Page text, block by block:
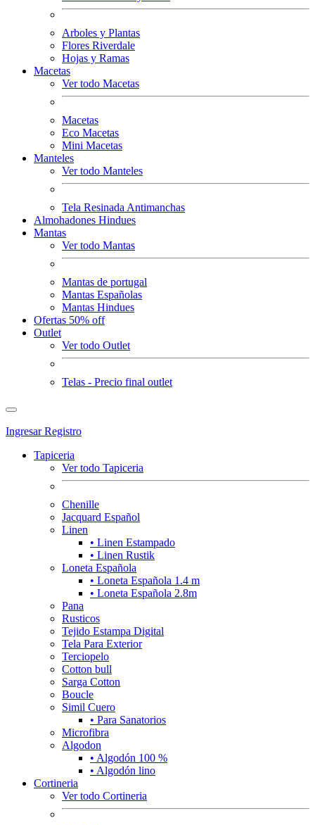
Arboles y Plantas
Flores Riverdale
Hojas y Ramas
Macetas
Ver todo Macetas
Macetas
Eco Macetas
Mini Macetas
Manteles
Ver todo Manteles
Tela Resinada Antimanchas
Almohadones Hindues
Mantas
Ver todo Mantas
Mantas de portugal
Mantas Españolas
Mantas Hindues
Ofertas 50% off
Outlet
Ver todo Outlet
Telas - Precio final outlet
IngresarRegistro
Tapiceria
Ver todo Tapiceria
Chenille
Jacquard Español
Linen
• Linen Estampado
• Linen Rustik
Loneta Española
• Loneta Española 1.4 m
• Loneta Española 2.8m
Pana
Rusticos
Tejido Estampa Digital
Tela Para Exterior
Terciopelo
Cotton bull
Sarga Cotton
Boucle
Simil Cuero
• Para Sanatorios
Microfibra
Algodon
• Algodón 100 %
• Algodón lino
Cortineria
Ver todo Cortineria